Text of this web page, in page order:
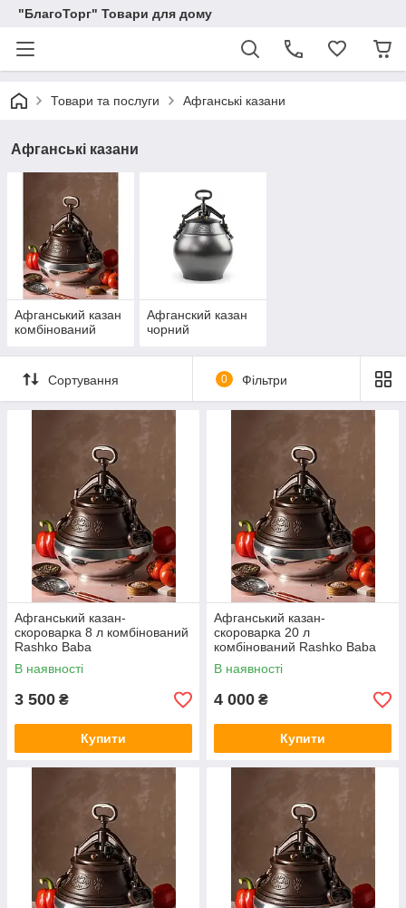
"БлагоТорг" Товари для дому
Товари та послуги Афганські казани
Афганські казани
Афганський казан
комбінований
Афганский казан
чорний
Сортування 0 Фільтри
Афганський казан-
скороварка 8 л комбінований
Rashko Baba
В наявності
3 500 ₴
Купити
Афганський казан-
скороварка 20 л
комбінований Rashko Baba
В наявності
4 000 ₴
Купити